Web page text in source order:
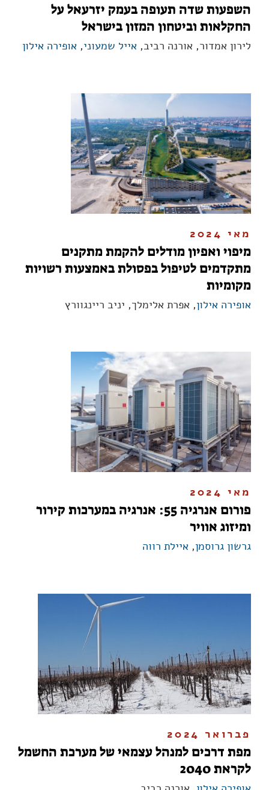
השפעות שדה תעופה בעמק יזרעאל על
החקלאות וביטחון המזון בישראל
לירון אמדור, אורנה רביב, אייל שמעוני, אופירה אילון
מאי 2024
מיפוי ואפיון מודלים להקמת מתקנים
מתקדמים לטיפול בפסולת באמצעות רשויות
מקומיות
אופירה אילון, אפרת אלימלך, יניב ריינגוורץ
מאי 2024
פורום אנרגיה 55: אנרגיה במערכות קירור
ומיזוג אוויר
גרשון גרוסמן, איילת רווה
פברואר 2024
מפת דרכים למנהל עצמאי של מערכת החשמל
לקראת 2040